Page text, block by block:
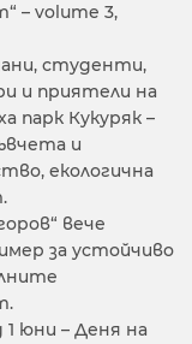
– volume 3,
студенти,
и приятели на
парк Кукуряк –
и
екологична
вече
за устойчиво
юни – Деня на